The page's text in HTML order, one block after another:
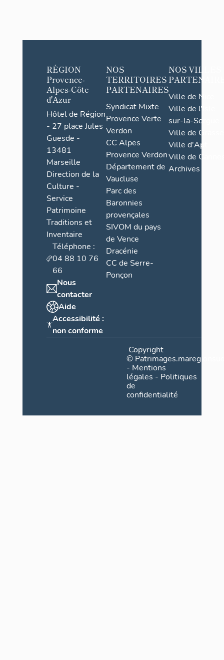
RÉGION
Provence-
Alpes-Côte
d'Azur
Hôtel de Région
- 27 place Jules
Guesde -
13481
Marseille
Direction de la
Culture -
Service
Patrimoine
Traditions et
Inventaire
Téléphone :
04 88 10 76
66
Nous
contacter
Aide
Accessibilité :
non conforme
NOS
TERRITOIRES
PARTENAIRES
Syndicat Mixte
Provence Verte
Verdon
CC Alpes
Provence Verdon
Département de
Vaucluse
Parc des
Baronnies
provençales
SIVOM du pays
de Vence
Dracénie
CC de Serre-
Ponçon
NOS VILLES
Ville de Nice
Ville de l'Isle-
sur-la-Sorgue
Ville de Grasse
Ville d'Apt
Ville de
Archives
Copyright
©
- Mentions
légales - Politiques
de
confidentialité